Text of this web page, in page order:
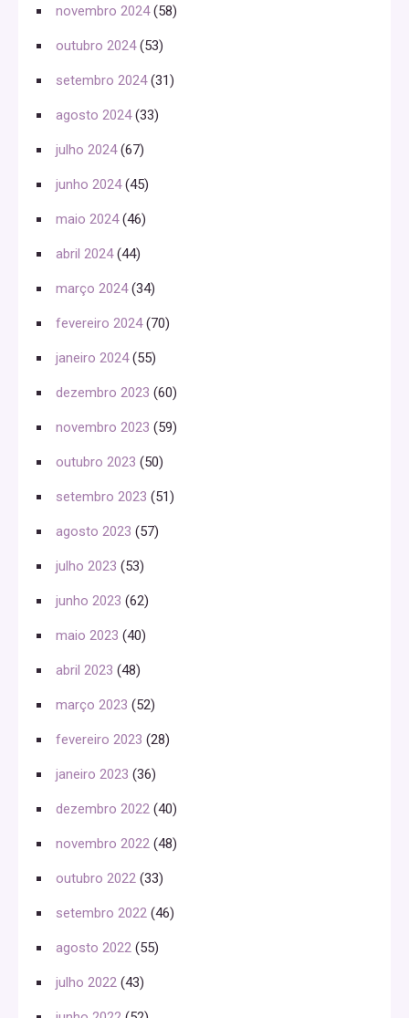
novembro 2024(58)
outubro 2024(53)
setembro 2024(31)
agosto 2024(33)
julho 2024(67)
junho 2024(45)
maio 2024(46)
abril 2024(44)
março 2024(34)
fevereiro 2024(70)
janeiro 2024(55)
dezembro 2023 (60)
novembro 2023 (59)
outubro 2023 (50)
setembro 2023 (51)
agosto 2023 (57)
julho 2023 (53)
junho 2023 (62)
maio 2023 (40)
abril 2023 (48)
março 2023 (52)
fevereiro 2023 (28)
janeiro 2023 (36)
dezembro 2022 (40)
novembro 2022 (48)
outubro 2022 (33)
setembro 2022 (46)
agosto 2022 (55)
julho 2022 (43)